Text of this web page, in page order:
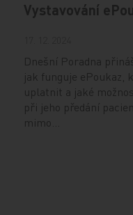
Vystavování
Dnešní Poradna
jak funguje ePoukaz,
uplatnit a jaké
při jeho předání
mimo…